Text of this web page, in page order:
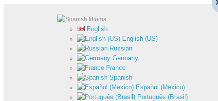
Idioma
English
English (US)
Russian
Germany
France
Spanish
Español (Mexico)
Português (Brasil)